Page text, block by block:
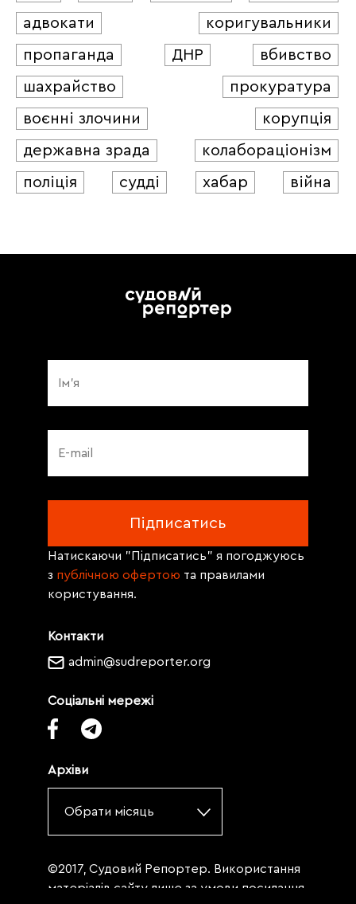
адвокати
коригувальники
пропаганда
ДНР
вбивство
шахрайство
прокуратура
воєнні злочини
корупція
державна зрада
колабораціонізм
поліція
судді хабар війна
Контакти
admin@sudreporter.org
Соціальні мережі
Архіви
Обрати місяць
Натискаючи "Підписатись" я погоджуюсь
з публічною офертою та правилами
користування.
©2017, Судовий Репортер. Використання
матеріалів сайту лише за умови посилання